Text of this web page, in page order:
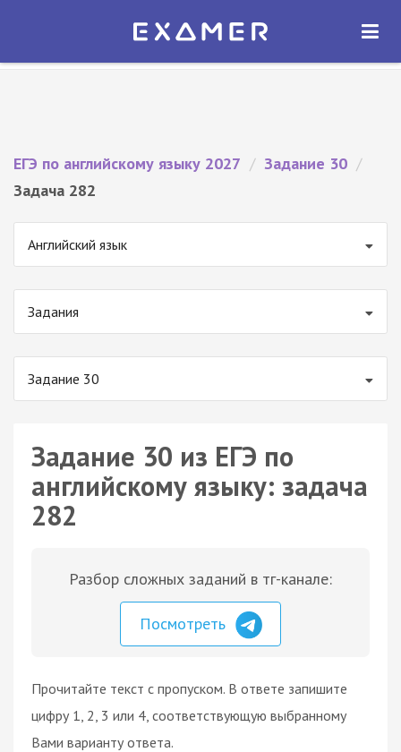
Экзамер — ЕГЭ 2027
ОТКРЫТЬ
ЕГЭ по английскому языку 2027 / Задание 30 /
Задача 282
Английский язык
Задания
Задание 30
Задание 30 из ЕГЭ по
английскому языку: задача
282
Разбор сложных заданий в тг-канале:
Посмотреть
Прочитайте текст с пропуском. В ответе запишите
цифру 1, 2, 3 или 4, соответствующую выбранному
Вами варианту ответа.